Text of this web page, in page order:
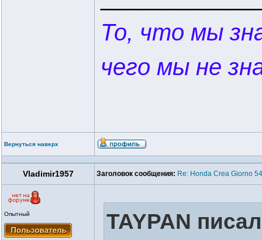
То, что мы
чего мы не
Вернуться наверх
Vladimir1957 Заголовок сообщения: Re: Honda Crea Giorno
Опытный TAYPAN